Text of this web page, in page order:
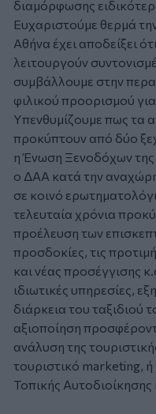
διαμόρφωσης
Ευχαριστούμε θερμά
Αθήνα έχει αποδείξει
λειτουργούν
συμβάλλουμε στην
φιλικού προορισμού
Υπενθυμίζουμε πως τα
προκύπτουν από δύο
η Ένωση Ξενοδόχων της
ο ΔΑΑ κατά την
σε κοινό
τελευταία χρόνια
προέλευση των
προσδοκίες, τις
και νέας προσέγγισης
ιδιωτικές υπηρεσίες,
διάρκεια του ταξιδιού
αξιοποίηση
ανάλυση της
τουριστικό marketing, ή
Τοπικής Αυτοδιοίκησης